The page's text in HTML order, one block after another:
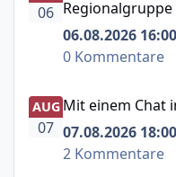
06
06.08.2026 16:00
0 Kommentare
Mit einem Chat ins
AUG
07
Mit einem Chat
07.08.2026 18:00
2 Kommentare